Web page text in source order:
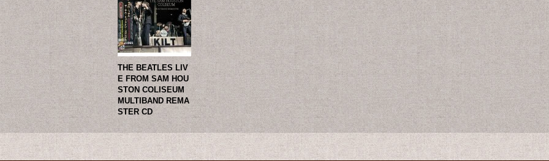
THE BEATLES LIV
E FROM SAM HOU
STON COLISEUM
MULTIBAND REMA
STER CD